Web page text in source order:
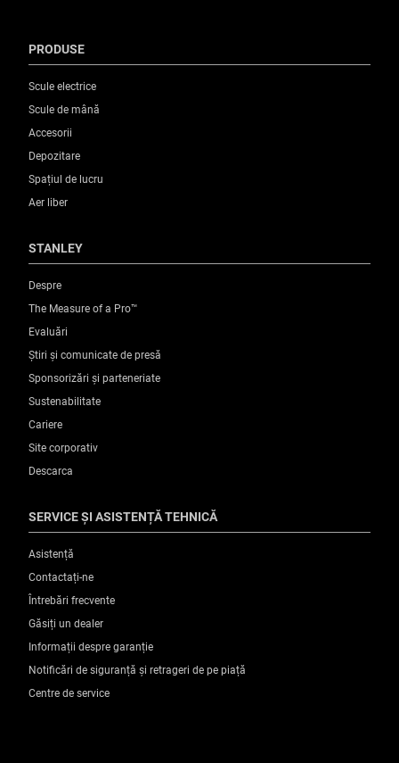
PRODUSE
Scule electrice
Scule de mână
Accesorii
Depozitare
Spațiul de lucru
Aer liber
STANLEY
Despre
The Measure of a Pro™
Evaluări
Știri și comunicate de presă
Sponsorizări și parteneriate
Sustenabilitate
Cariere
Site corporativ
Descarca
SERVICE ȘI ASISTENȚĂ TEHNICĂ
Asistență
Contactați-ne
Întrebări frecvente
Găsiți un dealer
Informații despre garanție
Notificări de siguranță și retrageri de pe piață
Centre de service